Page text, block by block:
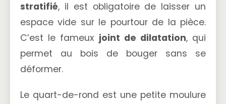
stratifié, il est obligatoire de laisser un
espace vide sur le pourtour de la pièce.
C’est le fameux joint de dilatation, qui
permet au bois de bouger sans se
déformer.
Le quart-de-rond est une petite moulure